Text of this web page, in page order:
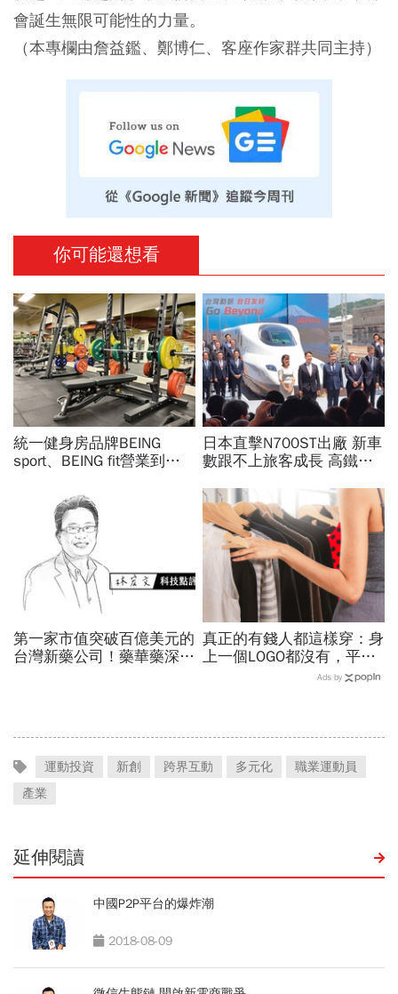
會誕生無限可能性的力量。
（本專欄由詹益鑑、鄭博仁、客座作家群共同主持）
你可能還想看
統一健身房品牌BEING
sport、BEING fit營業到這
換到健身工廠？20年老字
號為何退出
日本直擊N700ST出廠 新車
數跟不上旅客成長 高鐵遇3
價
第一家市值突破百億美元的
台灣新藥公司！藥華藥深耕
真正的有錢人都這樣穿：身
上一個LOGO都沒有，平凡
針織衫卻要價3萬元...一窺
Ads by
運動投資 新創 跨界互動 多元化
職業運動員
產業
延伸閱讀
中國P2P平台的爆炸潮
2018-08-09